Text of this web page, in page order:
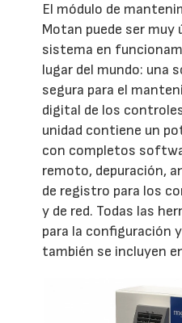
El módulo de
Motan puede ser
sistema en
lugar del mundo: una
segura para el
digital de los
unidad contiene un
con completos
remoto, depuración,
de registro para los
y de red. Todas las
para la configuración
también se incluyen